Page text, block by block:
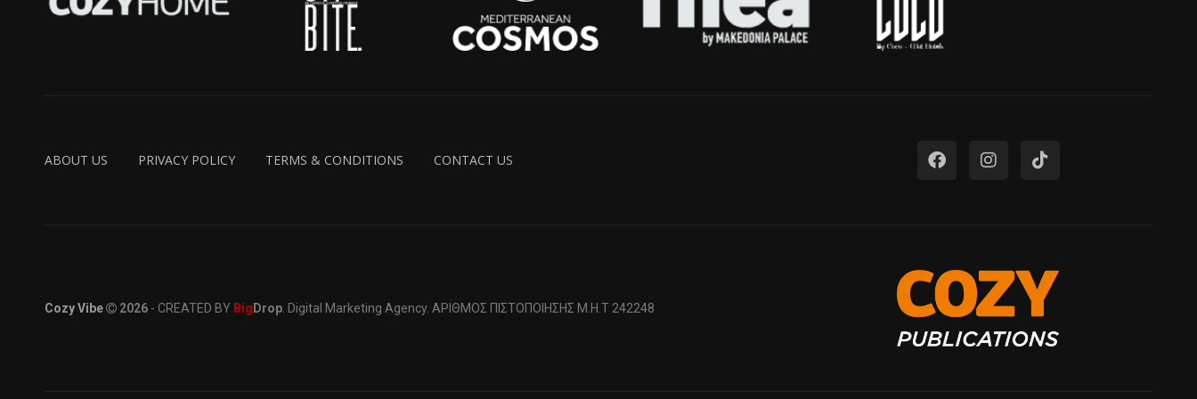
ABOUT US PRIVACY POLICY TERMS & CONDITIONS CONTACT US
Cozy Vibe 2026 - CREATED BY BigDrop . Digital Marketing Agency. ΑΡΙΘΜΟΣ ΠΙΣΤΟΠΟΙΗΣΗΣ Μ.Η.Τ 242248